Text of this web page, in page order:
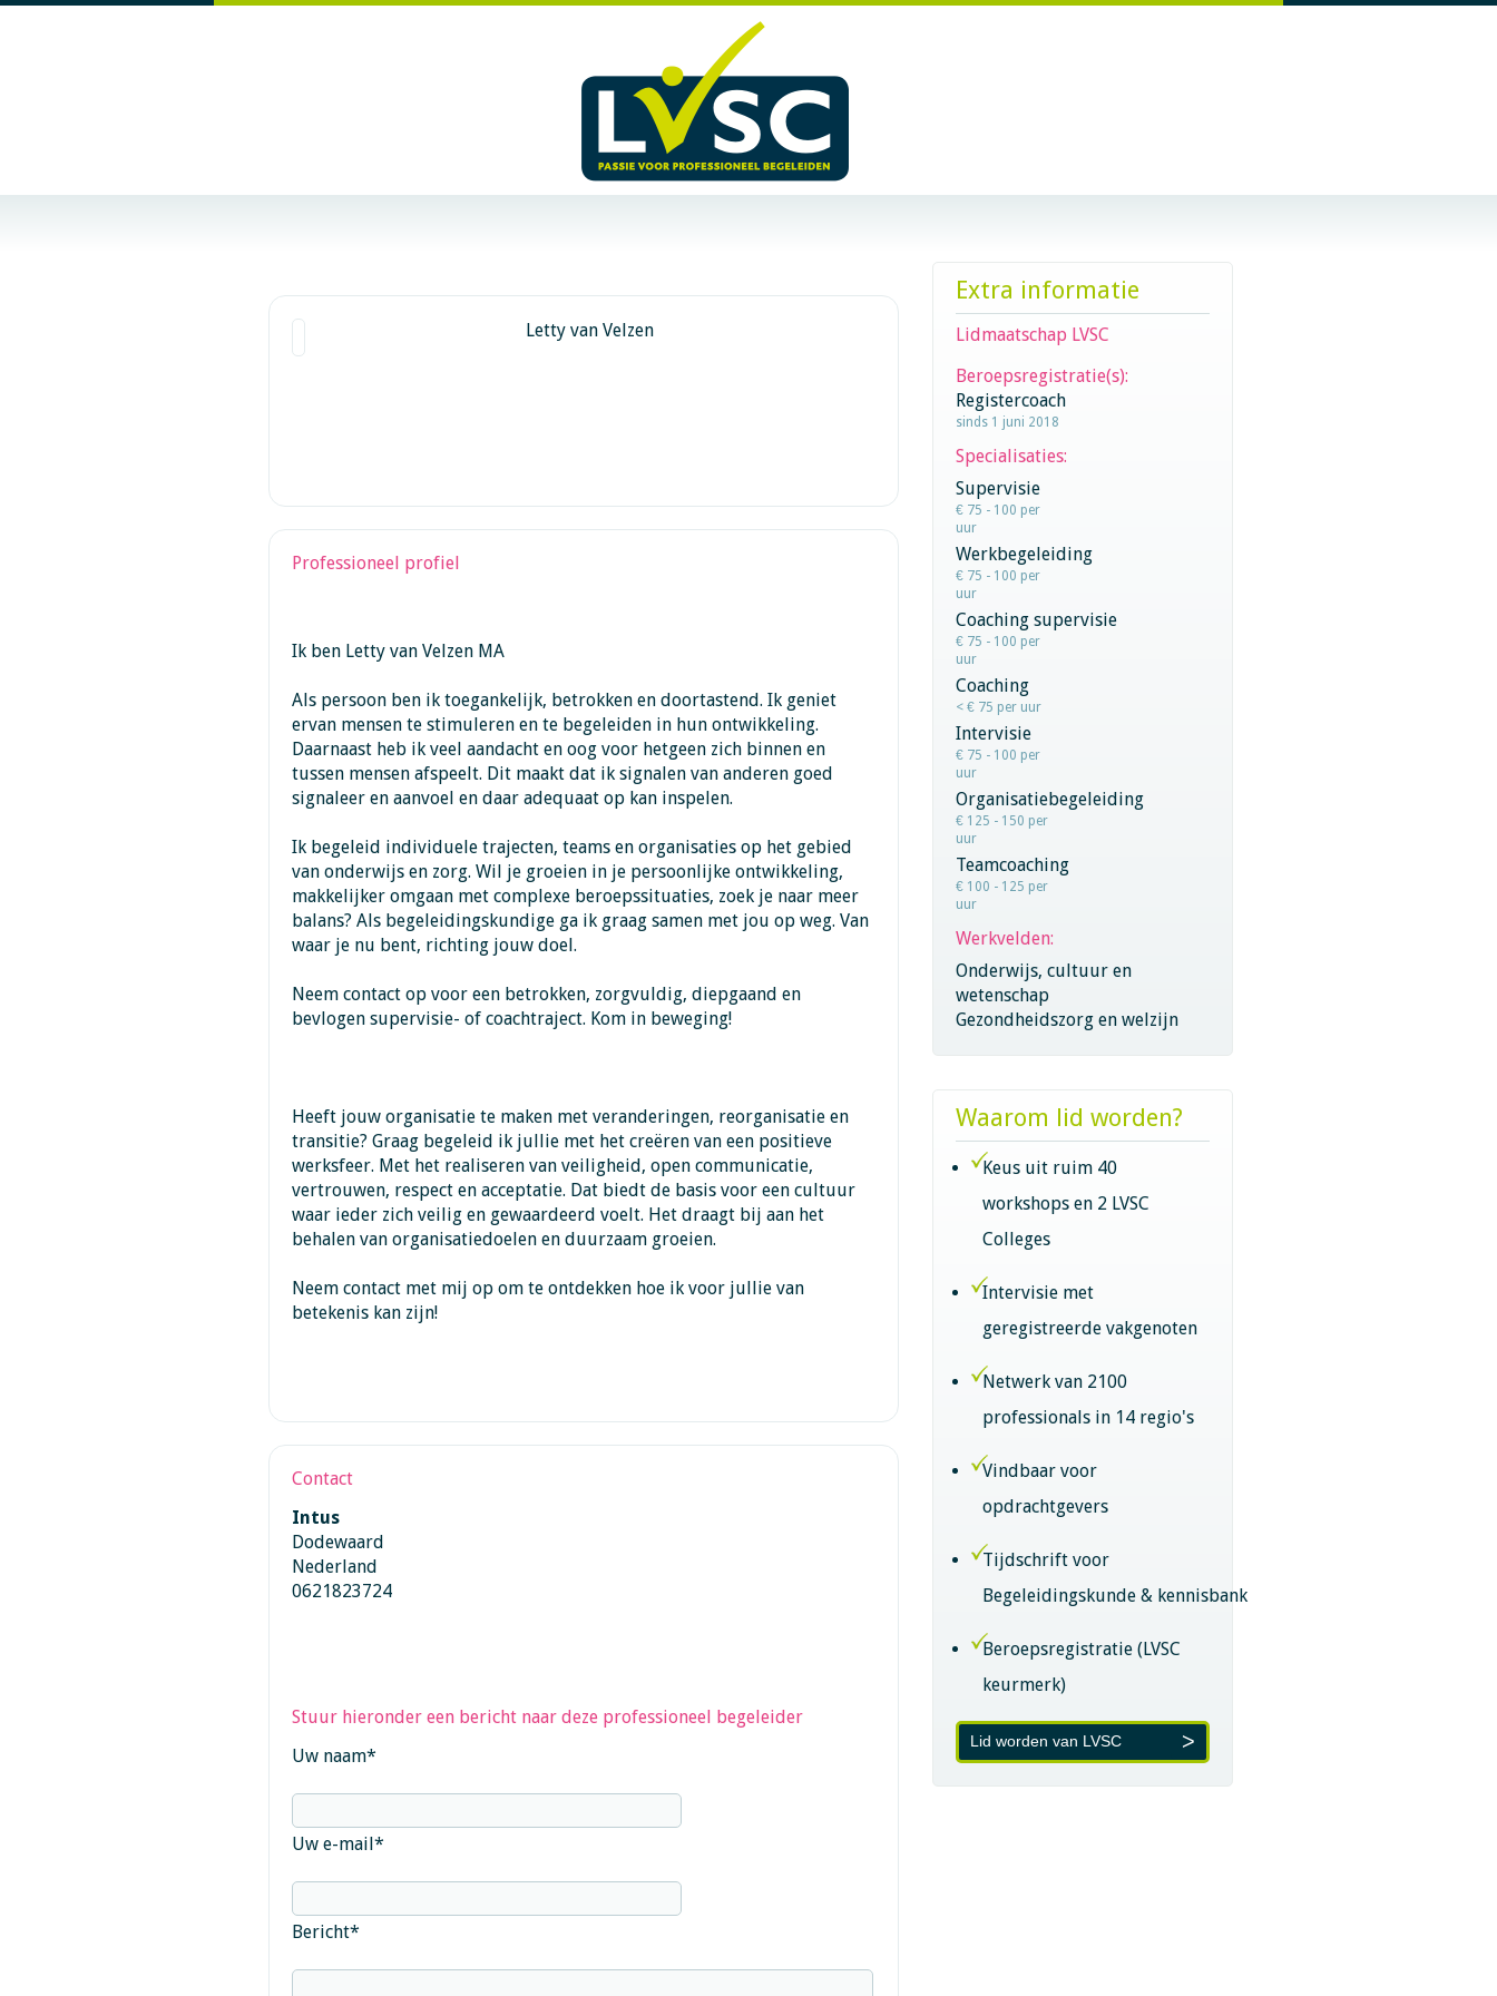
Letty van Velzen
Professioneel profiel
Ik ben Letty van Velzen MA
Als persoon ben ik toegankelijk, betrokken en doortastend. Ik geniet
ervan mensen te stimuleren en te begeleiden in hun ontwikkeling.
Daarnaast heb ik veel aandacht en oog voor hetgeen zich binnen en
tussen mensen afspeelt. Dit maakt dat ik signalen van anderen goed
signaleer en aanvoel en daar adequaat op kan inspelen.
Ik begeleid individuele trajecten, teams en organisaties op het gebied
van onderwijs en zorg. Wil je groeien in je persoonlijke ontwikkeling,
makkelijker omgaan met complexe beroepssituaties, zoek je naar meer
balans? Als begeleidingskundige ga ik graag samen met jou op weg. Van
waar je nu bent, richting jouw doel.
Neem contact op voor een betrokken, zorgvuldig, diepgaand en
bevlogen supervisie- of coachtraject. Kom in beweging!
Heeft jouw organisatie te maken met veranderingen, reorganisatie en
transitie? Graag begeleid ik jullie met het creëren van een positieve
werksfeer. Met het realiseren van veiligheid, open communicatie,
vertrouwen, respect en acceptatie. Dat biedt de basis voor een cultuur
waar ieder zich veilig en gewaardeerd voelt. Het draagt bij aan het
behalen van organisatiedoelen en duurzaam groeien.
Neem contact met mij op om te ontdekken hoe ik voor jullie van
betekenis kan zijn!
Contact
Intus
Dodewaard
Nederland
0621823724
Stuur hieronder een bericht naar deze professioneel begeleider
Uw naam*
Uw e-mail*
Bericht*
Extra informatie
Lidmaatschap LVSC
Beroepsregistratie(s):
Registercoach
sinds 1 juni 2018
Specialisaties:
Supervisie
€ 75 - 100 per
uur
Werkbegeleiding
€ 75 - 100 per
uur
Coaching supervisie
€ 75 - 100 per
uur
Coaching
< € 75 per uur
Intervisie
€ 75 - 100 per
uur
Organisatiebegeleiding
€ 125 - 150 per
uur
Teamcoaching
€ 100 - 125 per
uur
Werkvelden:
Onderwijs, cultuur en
wetenschap
Gezondheidszorg en welzijn
Waarom lid worden?
Keus uit ruim 40
workshops en 2 LVSC
Colleges
Intervisie met
geregistreerde vakgenoten
Netwerk van 2100
professionals in 14 regio's
Vindbaar voor
opdrachtgevers
Tijdschrift voor
Begeleidingskunde & kennisbank
Beroepsregistratie (LVSC
keurmerk)
Lid worden van LVSC